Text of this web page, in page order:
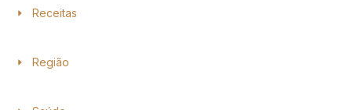
Receitas
Região